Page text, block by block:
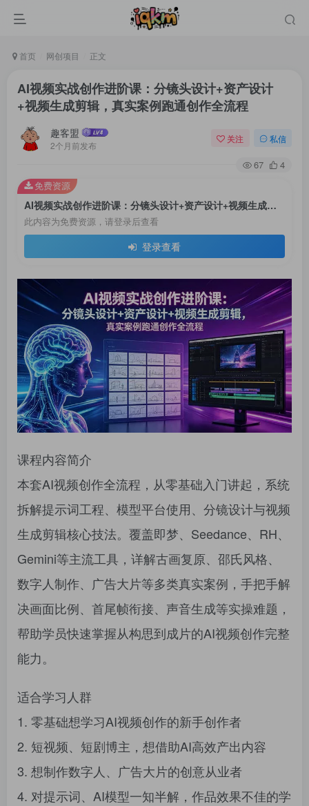
首页 网创项目 正文
AI视频实战创作进阶课：分镜头设计+资产设计
+视频生成剪辑，真实案例跑通创作全流程
趣客盟
2个月前发布
关注 私信
67 4
AI视频实战创作进阶课：分镜头设计+资产设计+视频生成剪辑，真实案例跑通创作全流程
此内容为免费资源，请登录后查看
登录查看
免费资源
课程内容简介
本套AI视频创作全流程，从零基础入门讲起，系统
拆解提示词工程、模型平台使用、分镜设计与视频
生成剪辑核心技法。覆盖即梦、Seedance、RH、
Gemini等主流工具，详解古画复原、邵氏风格、
数字人制作、广告大片等多类真实案例，手把手解
决画面比例、首尾帧衔接、声音生成等实操难题，
帮助学员快速掌握从构思到成片的AI视频创作完整
能力。
适合学习人群
1. 零基础想学习AI视频创作的新手创作者
2. 短视频、短剧博主，想借助AI高效产出内容
3. 想制作数字人、广告大片的创意从业者
4. 对提示词、AI模型一知半解，作品效果不佳的学
登录
用户名或邮箱
登录密码
记住登录 找回密码
登录
社交账号登录